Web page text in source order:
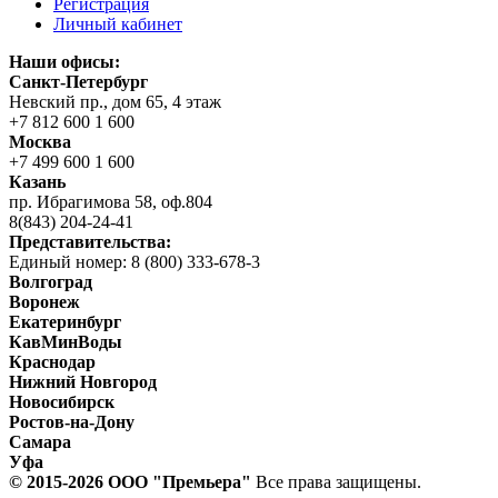
Регистрация
Личный кабинет
Наши офисы:
Санкт-Петербург
Невский пр., дом 65, 4 этаж
+7 812 600 1 600
Москва
+7 499 600 1 600
Казань
пр. Ибрагимова 58, оф.804
8(843) 204-24-41
Представительства:
Единый номер: 8 (800) 333-678-3
Волгоград
Воронеж
Екатеринбург
КавМинВоды
Краснодар
Нижний Новгород
Новосибирск
Ростов-на-Дону
Самара
Уфа
© 2015-2026 ООО "Прeмьера" Все права защищены.